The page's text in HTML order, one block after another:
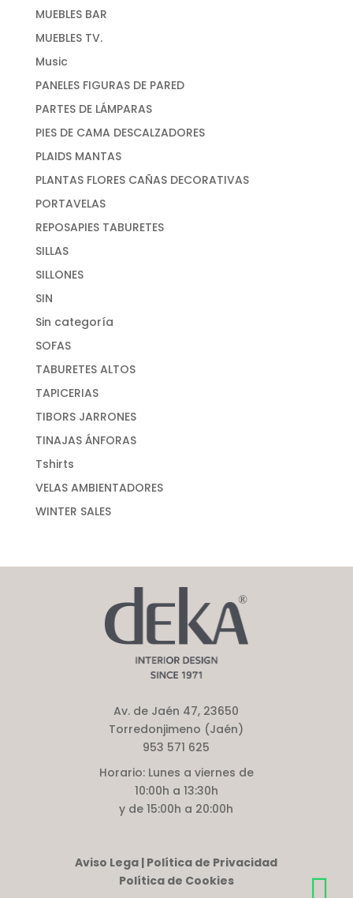
MUEBLES BAR
MUEBLES TV.
Music
PANELES FIGURAS DE PARED
PARTES DE LÁMPARAS
PIES DE CAMA DESCALZADORES
PLAIDS MANTAS
PLANTAS FLORES CAÑAS DECORATIVAS
PORTAVELAS
REPOSAPIES TABURETES
SILLAS
SILLONES
SIN
Sin categoría
SOFAS
TABURETES ALTOS
TAPICERIAS
TIBORS JARRONES
TINAJAS ÁNFORAS
Tshirts
VELAS AMBIENTADORES
WINTER SALES
Av. de Jaén 47, 23650
Torredonjimeno (Jaén)
953 571 625
Horario:Lunes a viernes de
10:00h a 13:30h
y de 15:00h a 20:00h
Aviso Lega | Política de Privacidad
Política de Cookies